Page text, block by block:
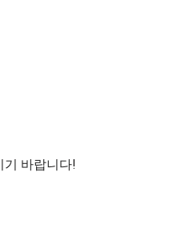
기 바랍니다!